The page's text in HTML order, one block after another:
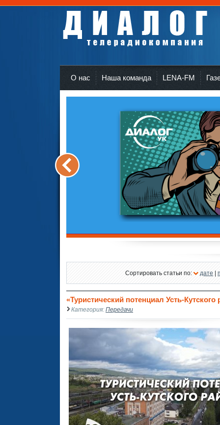
О нас Наша команда LENA-FM
Сортировать статьи по: дате |
«Туристический потенциал Усть-Кутского
Категория: Передачи